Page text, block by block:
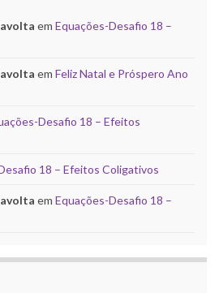
em Equações-Desafio 18 –
em Feliz Natal e Próspero Ano
Desafio 18 – Efeitos
18 – Efeitos Coligativos
em Equações-Desafio 18 –